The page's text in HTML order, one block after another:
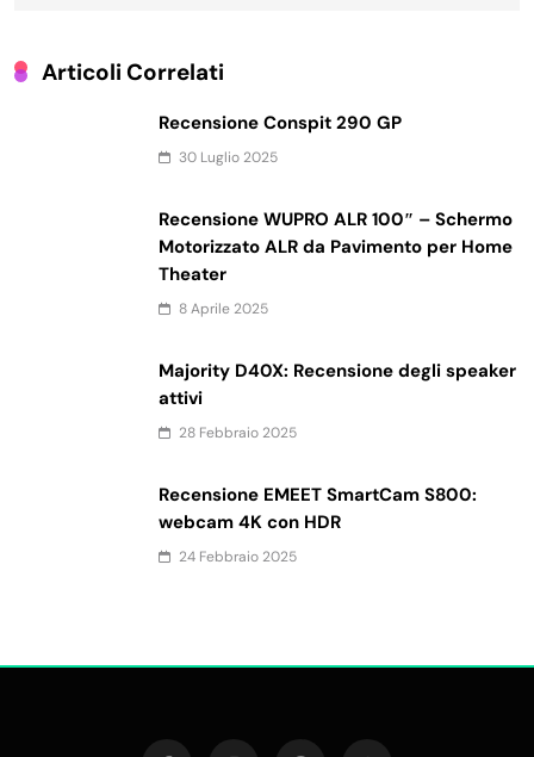
Articoli Correlati
Recensione Conspit 290 GP
30 Luglio 2025
Recensione WUPRO ALR 100″ – Schermo
Motorizzato ALR da Pavimento per Home
Theater
8 Aprile 2025
Majority D40X: Recensione degli speaker
attivi
28 Febbraio 2025
Recensione EMEET SmartCam S800:
webcam 4K con HDR
24 Febbraio 2025